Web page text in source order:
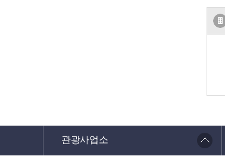
관광사업소